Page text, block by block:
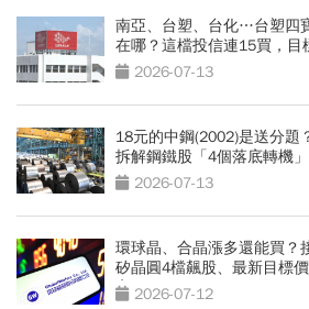
南亞、台塑、台化…台塑四
在哪？這檔投信連15買，目
2026-07-13
18元的中鋼(2002)是送分題
拆解鋼鐵股「4個落底轉機
套？2026-07-13
環球晶、合晶漲多還能買？
矽晶圓4檔飆股、最新目標
高」2026-07-12